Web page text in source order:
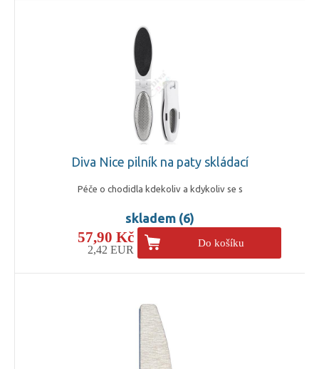
Diva Nice pilník na paty skládací
Péče o chodidla kdekoliv a kdykoliv se s
skladem (6)
57,90 Kč
2,42 EUR
Do košíku